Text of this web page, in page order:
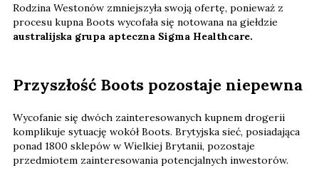
Rodzina Westonów zmniejszyła swoją ofertę, ponieważ z
procesu kupna Boots wycofała się notowana na giełdzie
australijska grupa apteczna Sigma Healthcare.
Przyszłość Boots pozostaje niepewna
Wycofanie się dwóch zainteresowanych kupnem drogerii
komplikuje sytuację wokół Boots. Brytyjska sieć, posiadająca
ponad 1800 sklepów w Wielkiej Brytanii, pozostaje
przedmiotem zainteresowania potencjalnych inwestorów.